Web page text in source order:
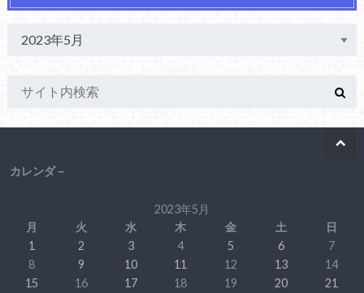
カレンダ－
2023年5月
月
火 水 木 金 土
日
1
2 3 4 5 6
7
8
9 10 11 12 13
14
15
16 17 18 19 20
21